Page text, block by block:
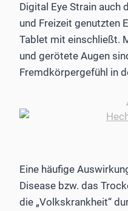
Digital Eye Strain auch
und Freizeit genutzten
Tablet mit einschließt.
und gerötete Augen
Fremdkörpergefühl in
Eine häufige
Disease bzw. das
die „Volkskrankheit“